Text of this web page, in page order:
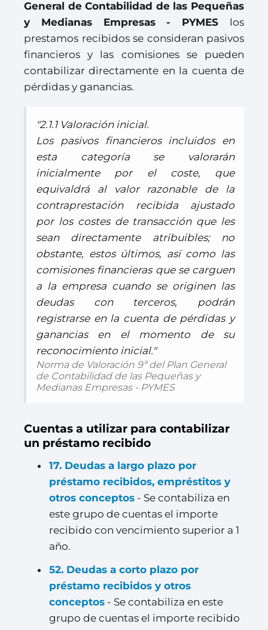
General de Contabilidad de las Pequeñas
y Medianas Empresas - PYMES los
prestamos recibidos se consideran pasivos
financieros y las comisiones se pueden
contabilizar directamente en la cuenta de
pérdidas y ganancias.
"2.1.1 Valoración inicial.
Los pasivos financieros incluidos en
esta categoría se valorarán
inicialmente por el coste, que
equivaldrá al valor razonable de la
contraprestación recibida ajustado
por los costes de transacción que les
sean directamente atribuibles; no
obstante, estos últimos, así como las
comisiones financieras que se carguen
a la empresa cuando se originen las
deudas con terceros, podrán
registrarse en la cuenta de pérdidas y
ganancias en el momento de su
reconocimiento inicial."
Norma de Valoración 9ª del Plan General
de Contabilidad de las Pequeñas y
Medianas Empresas - PYMES
Cuentas a utilizar para contabilizar
un préstamo recibido
17. Deudas a largo plazo por
préstamo recibidos, empréstitos y
otros conceptos - Se contabiliza en
este grupo de cuentas el importe
recibido con vencimiento superior a 1
año.
52. Deudas a corto plazo por
préstamo recibidos y otros
conceptos - Se contabiliza en este
grupo de cuentas el importe recibido